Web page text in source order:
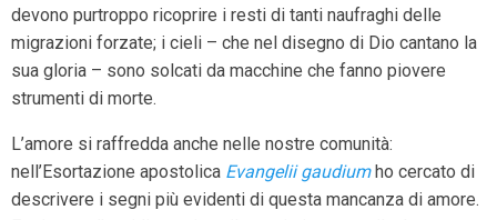
devono purtroppo ricoprire i resti di tanti naufraghi delle
migrazioni forzate; i cieli – che nel disegno di Dio cantano la
sua gloria – sono solcati da macchine che fanno piovere
strumenti di morte.
L’amore si raffredda anche nelle nostre comunità:
nell’Esortazione apostolica Evangelii gaudiumho cercato di
descrivere i segni più evidenti di questa mancanza di amore.